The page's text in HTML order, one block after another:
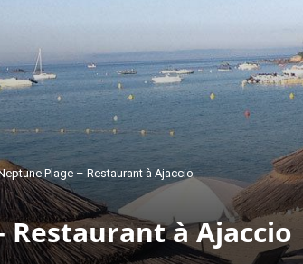
Plage – Restaurant à Ajaccio
Restaurant à Ajaccio